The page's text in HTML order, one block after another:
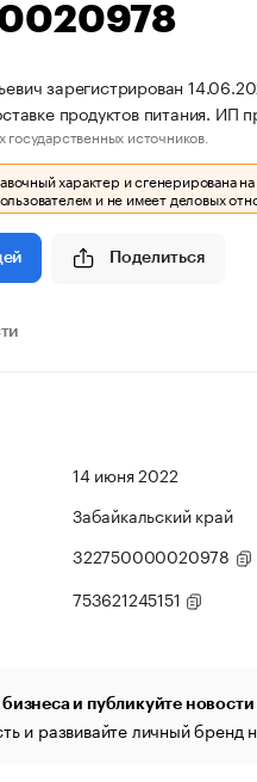
зарегистрирован
продуктов питания.
источников.
характер и сгенерирована
и не имеет деловых
Поделиться
14 июня 2022
Забайкальский край
322750000020978
753621245151
и публикуйте новости
и развивайте личный бренд